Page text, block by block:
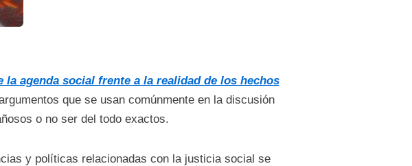
agenda social frente a la realidad de los hechos
que se usan comúnmente en la discusión
o no ser del todo exactos.
y políticas relacionadas con la justicia social se